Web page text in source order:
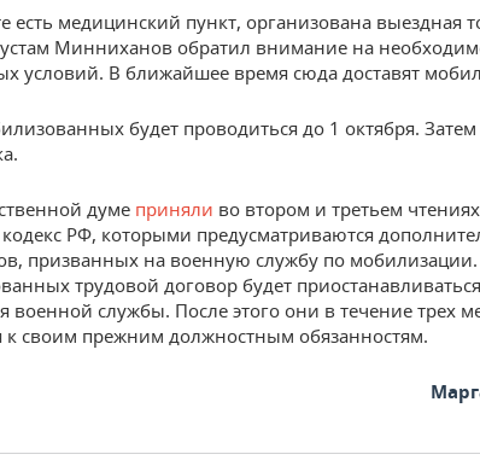
есть медицинский пункт, организована выездная
Минниханов обратил внимание на
условий. В ближайшее время сюда доставят
будет проводиться до 1 октября. Затем
думе приняли во втором и третьем
РФ, которыми предусматриваются
призванных на военную службу по
трудовой договор будет
военной службы. После этого они в течение трех
к своим прежним должностным обязанностям.